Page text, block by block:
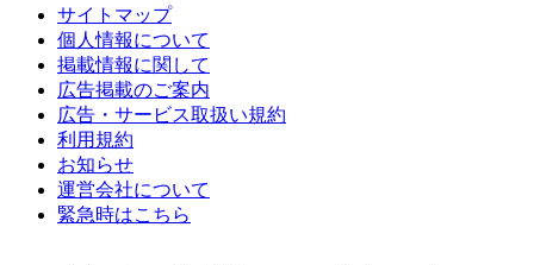
サイトマップ
個人情報について
掲載情報に関して
広告掲載のご案内
広告・サービス取扱い規約
利用規約
お知らせ
運営会社について
緊急時はこちら